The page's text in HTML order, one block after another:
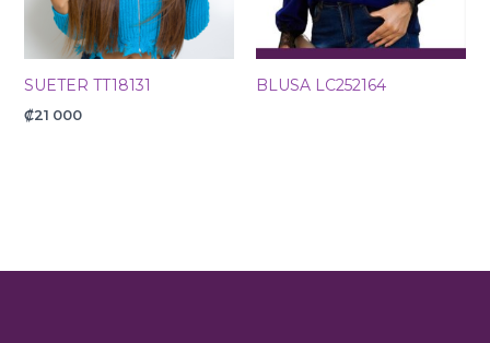
SUETER TT18131
₡21 000
BLUSA LC252164